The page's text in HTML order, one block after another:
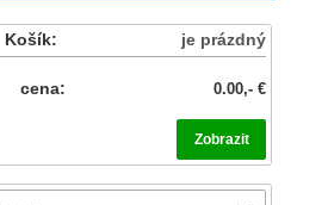
Košík: je prázdný
cena: 0.00,- €
Zobrazit